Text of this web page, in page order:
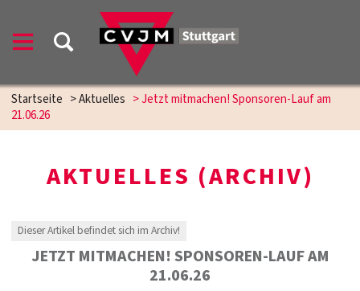
Startseite >Aktuelles >Jetzt mitmachen! Sponsoren-Lauf am
21.06.26
AKTUELLES (ARCHIV)
Dieser Artikel befindet sich im Archiv!
JETZT MITMACHEN! SPONSOREN-LAUF AM
21.06.26